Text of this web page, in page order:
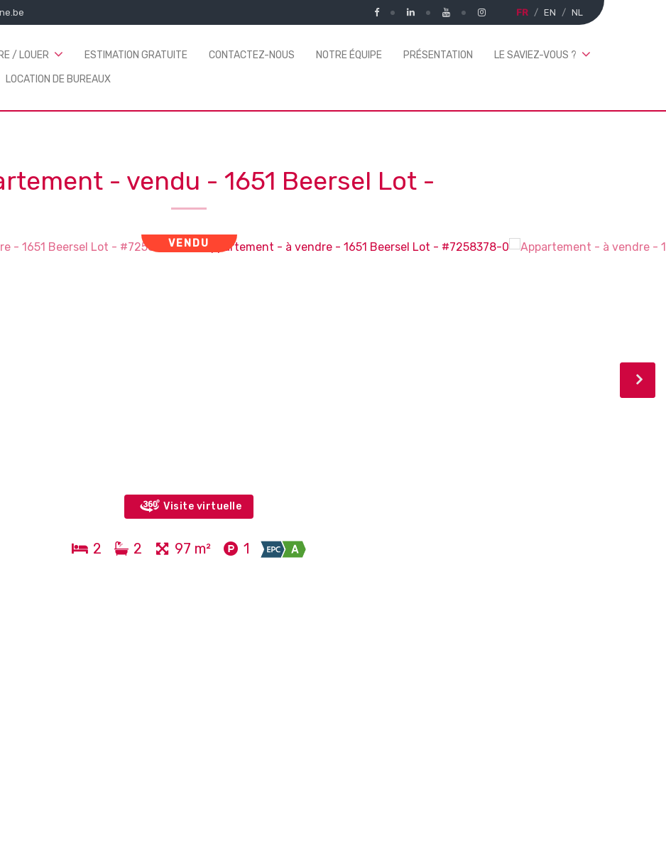
FR EN NL
/ LOUER ESTIMATION GRATUITE CONTACTEZ-NOUS NOTRE ÉQUIPE PRÉSENTATION
LE SAVIEZ-VOUS ?
LOCATION DE BUREAUX
- vendu - 1651 Beersel Lot -
VENDU
Visite virtuelle
2 2 97 m² 1